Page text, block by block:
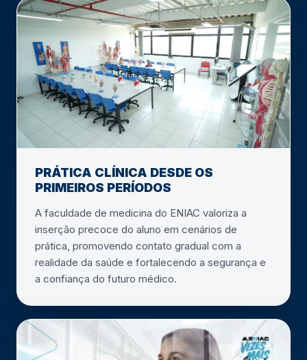
PRÁTICA CLÍNICA DESDE OS
PRIMEIROS PERÍODOS
A faculdade de medicina do ENIAC valoriza a
inserção precoce do aluno em cenários de
prática, promovendo contato gradual com a
realidade da saúde e fortalecendo a segurança e
a confiança do futuro médico.